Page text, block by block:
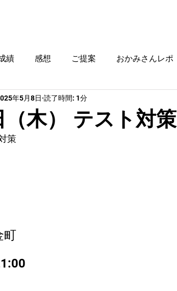
績 感想 ご提案 おかみさんレポ
験に役立つ情報
（木） テスト対策
年5月8日 読了時間: 1分
策
町